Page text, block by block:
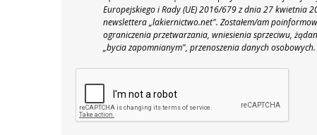
Europejskiego i Rady (UE) 2016/679 z dnia 27 kwietnia
newslettera „lakiernictwo.net". Zostałem/am
ograniczenia przetwarzania, wniesienia sprzeciwu,
„bycia zapomnianym", przenoszenia danych osobowych.